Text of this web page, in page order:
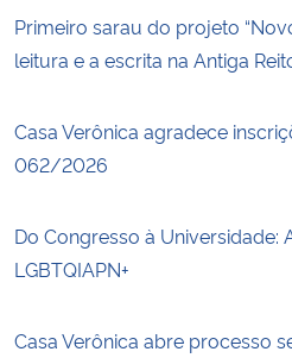
Primeiro sarau do projeto
leitura e a escrita na Antiga
Casa Verônica agradece
062/2026
Do Congresso à Universidade:
LGBTQIAPN+
Casa Verônica abre processo